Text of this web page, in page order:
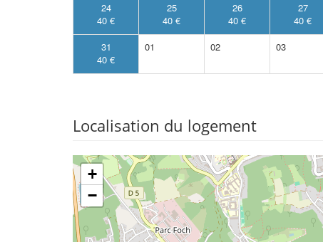
24
40 €
25
40 €
26
40 €
27
40 €
31
40 €
01 02 03
Localisation du logement
+
−